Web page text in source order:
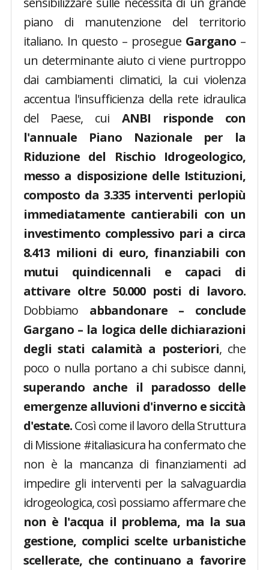
piano di manutenzione del territorio
italiano. In questo – prosegue Gargano –
un determinante aiuto ci viene purtroppo
dai cambiamenti climatici, la cui violenza
accentua l'insufficienza della rete idraulica
del Paese, cui ANBI risponde con
l'annuale Piano Nazionale per la
Riduzione del Rischio Idrogeologico,
messo a disposizione delle Istituzioni,
composto da 3.335 interventi perlopiù
immediatamente cantierabili con un
investimento complessivo pari a circa
8.413 milioni di euro, finanziabili con
mutui quindicennali e capaci di
attivare oltre 50.000 posti di lavoro.
Dobbiamo abbandonare – conclude
Gargano – la logica delle dichiarazioni
degli stati calamità a posteriori, che
poco o nulla portano a chi subisce danni,
superando anche il paradosso delle
emergenze alluvioni d'inverno e siccità
d'estate.Così come il lavoro della Struttura
di Missione #italiasicura ha confermato che
non è la mancanza di finanziamenti ad
impedire gli interventi per la salvaguardia
idrogeologica, così possiamo affermare che
non è l'acqua il problema, ma la sua
gestione, complici scelte urbanistiche
scellerate, che continuano a favorire